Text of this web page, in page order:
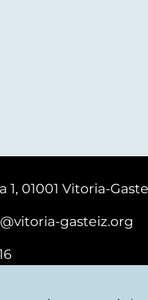
1, 01001 Vitoria-
gasteiz.org